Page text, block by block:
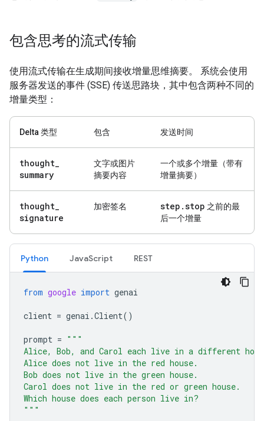
包含思考的流式传输
使用流式传输在生成期间接收增量思维摘要。 系统会使用
服务器发送的事件 (SSE) 传送思路块，其中包含两种不同的
增量类型：
Delta 类型 包含 发送时间
thought_
summary
文字或图片
摘要内容
一个或多个增量（带有
增量摘要）
thought_
signature
加密签名 step .stop 之前的最
后一个增量
Python JavaScript REST
from google import genai
client = genai .Client()
prompt = """
Alice, Bob, and Carol each live in a different
Alice does not live in the red house.
Bob does not live in the green house.
Carol does not live in the red or green house.
Which house does each person live in?
"""